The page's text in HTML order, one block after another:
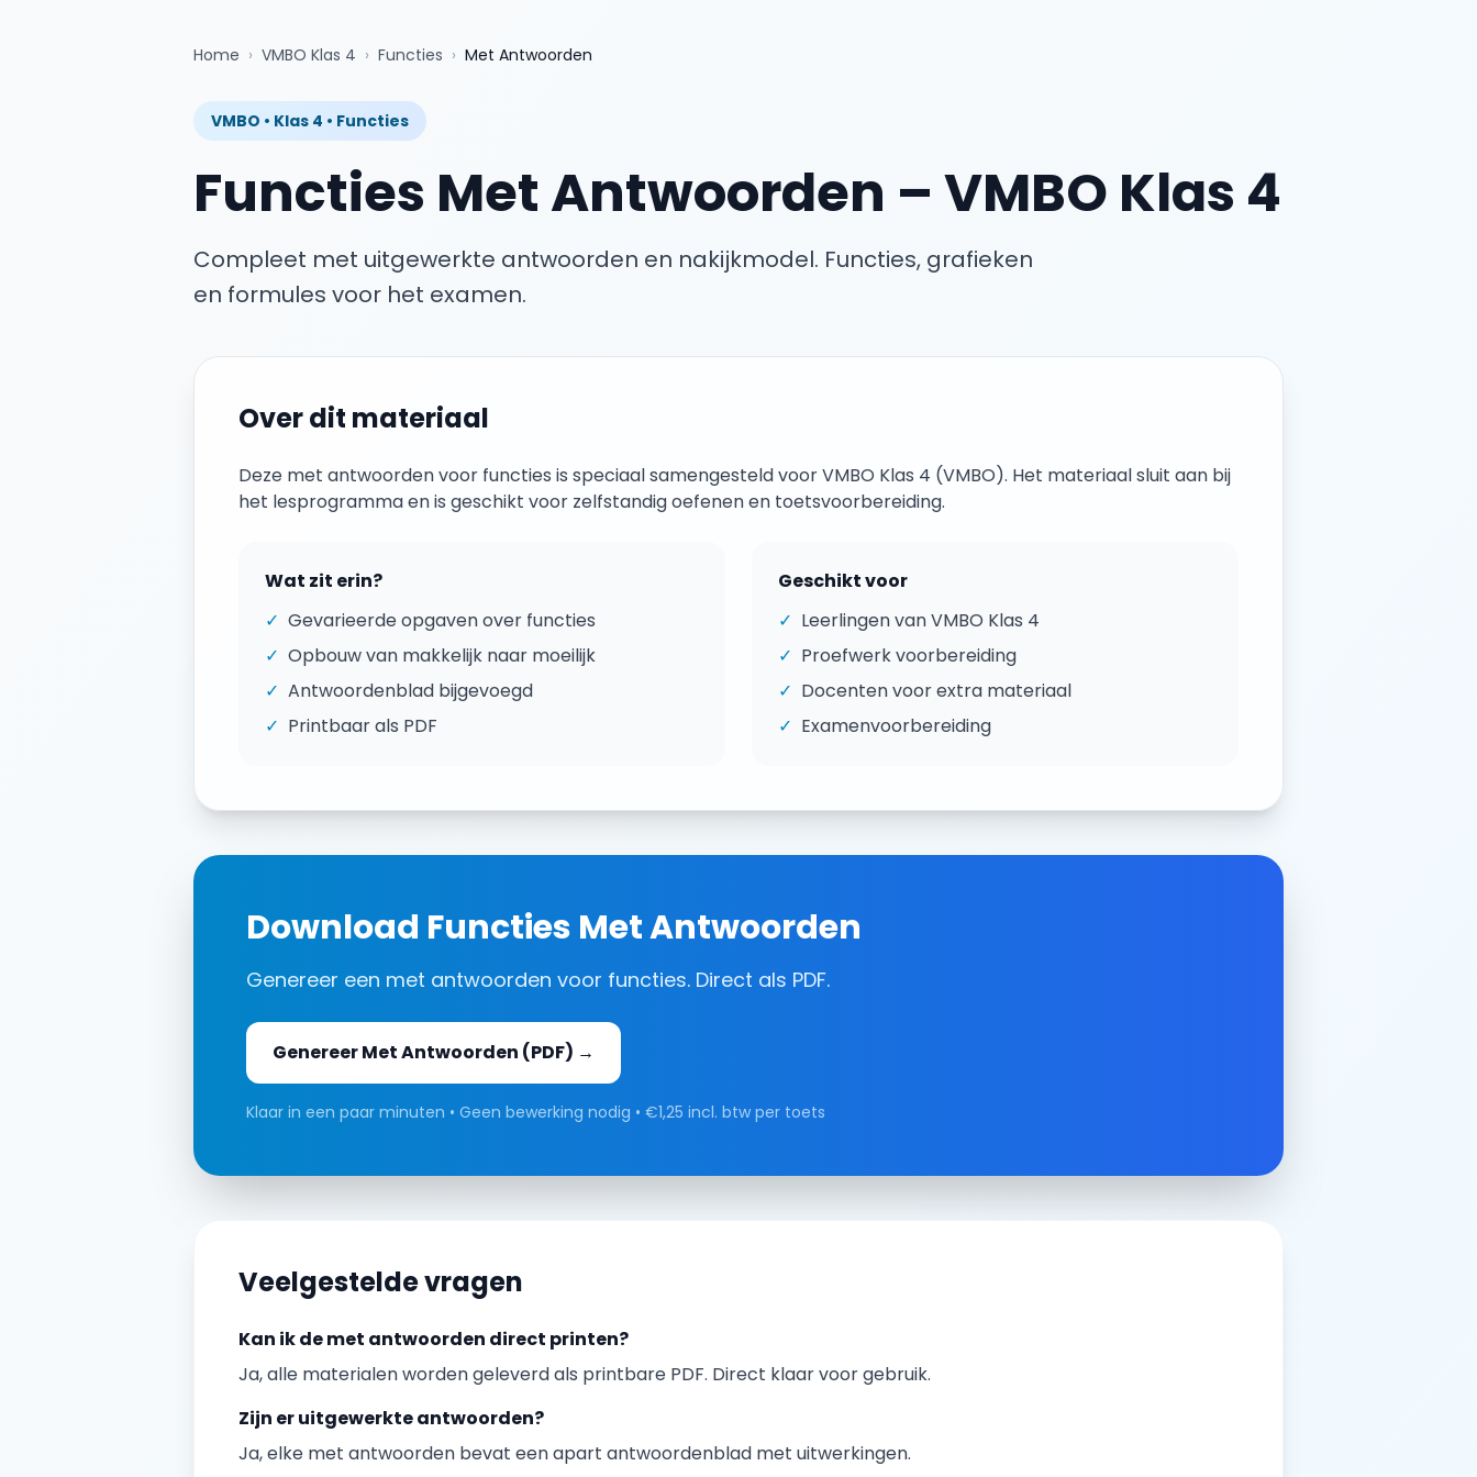
Home › VMBO Klas 4 › Functies › Met Antwoorden
VMBO • Klas 4 • Functies
Functies Met Antwoorden –VMBO Klas 4
Compleet met uitgewerkte antwoorden en nakijkmodel. Functies, grafieken
en formules voor het examen.
Over dit materiaal
Deze met antwoordenvoor functies is speciaal samengesteld voorVMBO Klas 4 (VMBO). Het materiaal sluit aan bij
het lesprogramma en is geschikt voor zelfstandig oefenen en toetsvoorbereiding.
Wat zit erin?
✓ Gevarieerde opgaven over functies
✓ Opbouw van makkelijk naar moeilijk
✓ Antwoordenblad bijgevoegd
✓ Printbaar als PDF
Geschikt voor
✓ Leerlingen vanVMBO Klas 4
✓ Proefwerk voorbereiding
✓ Docenten voor extra materiaal
✓ Examenvoorbereiding
Download Functies Met Antwoorden
Genereer een met antwoorden voor functies. Direct als PDF.
GenereerMet Antwoorden (PDF) →
Klaar in een paar minuten • Geen bewerking nodig • €1,25 incl. btw per toets
Veelgestelde vragen
Kan ik demet antwoorden direct printen?
Ja, alle materialen worden geleverd als printbare PDF. Direct klaar voor gebruik.
Zijn er uitgewerkte antwoorden?
Ja, elke met antwoorden bevat een apart antwoordenblad met uitwerkingen.